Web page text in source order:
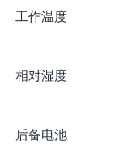
工作温度
相对湿度
后备电池